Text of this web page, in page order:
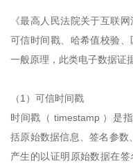
《最高人民法院关于互联
可信时间戳、哈希值校验
一般原理，此类电子数据证
（1）可信时间戳
时间戳（ timestamp ）是
括原始数据信息、签名参
产生的以证明原始数据在